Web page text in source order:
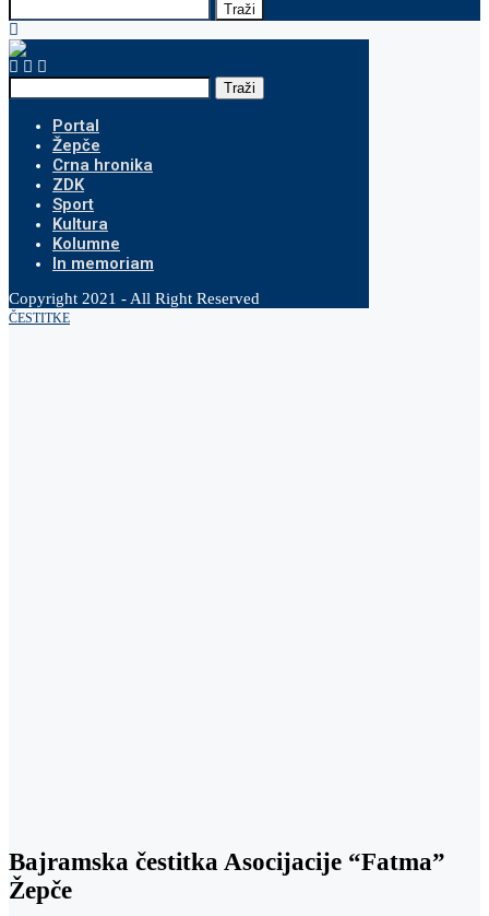
Traži
Traži
Portal
Žepče
Crna hronika
ZDK
Sport
Kultura
Kolumne
In memoriam
Copyright 2021 - All Right Reserved
ČESTITKE
Bajramska čestitka Asocijacije “Fatma”
Žepče